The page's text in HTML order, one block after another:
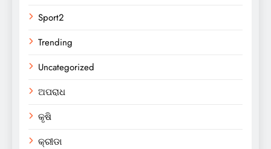
Sport2
Trending
Uncategorized
ଅପରାଧ
କୃଷି
କ୍ରୀଡା